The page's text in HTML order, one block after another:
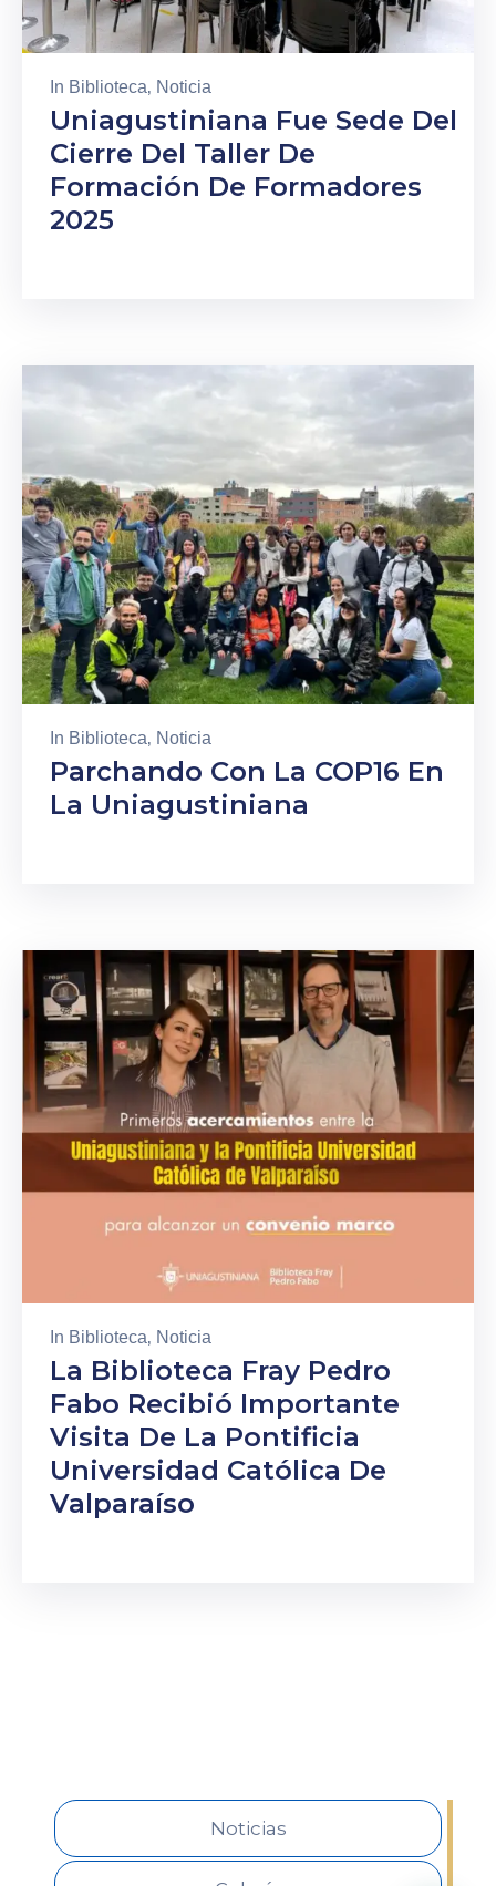
In Biblioteca‚ Noticia
Uniagustiniana Fue Sede Del
Cierre Del Taller De
Formación De Formadores
2025
In Biblioteca‚ Noticia
Parchando Con La COP16 En
La Uniagustiniana
In Biblioteca‚ Noticia
La Biblioteca Fray Pedro
Fabo Recibió Importante
Visita De La Pontificia
Universidad Católica De
Valparaíso
Noticias